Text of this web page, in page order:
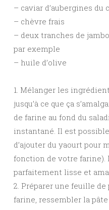
– caviar d’aubergines du
– chèvre frais
– deux tranches de
par exemple
– huile d’olive
1. Mélanger les
jusqu’à ce que ça
de farine au fond du
instantané. Il est
d’ajouter du yaourt pour
fonction de votre farine).
parfaitement lisse et
2. Préparer une feuille
farine, ressembler la